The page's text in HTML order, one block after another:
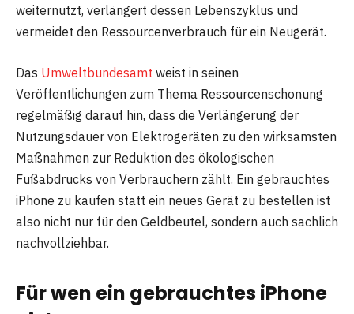
weiternutzt, verlängert dessen Lebenszyklus und
vermeidet den Ressourcenverbrauch für ein Neugerät.
Das Umweltbundesamt weist in seinen
Veröffentlichungen zum Thema Ressourcenschonung
regelmäßig darauf hin, dass die Verlängerung der
Nutzungsdauer von Elektrogeräten zu den wirksamsten
Maßnahmen zur Reduktion des ökologischen
Fußabdrucks von Verbrauchern zählt. Ein gebrauchtes
iPhone zu kaufen statt ein neues Gerät zu bestellen ist
also nicht nur für den Geldbeutel, sondern auch sachlich
nachvollziehbar.
Für wen ein gebrauchtes iPhone